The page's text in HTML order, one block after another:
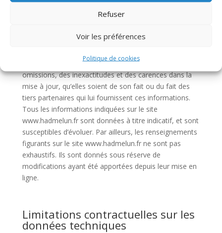
Refuser
Voir les préférences
Politique de cookies
Le site www.hadmelun.fr a pour objet de fournir une
société. Il ne pourra être tenue responsable des
omissions, des inexactitudes et des carences dans la
mise à jour, qu’elles soient de son fait ou du fait des
tiers partenaires qui lui fournissent ces informations.
Tous les informations indiquées sur le site
www.hadmelun.fr sont données à titre indicatif, et sont
susceptibles d’évoluer. Par ailleurs, les renseignements
figurants sur le site www.hadmelun.fr ne sont pas
exhaustifs. Ils sont donnés sous réserve de
modifications ayant été apportées depuis leur mise en
ligne.
Limitations contractuelles sur les
données techniques